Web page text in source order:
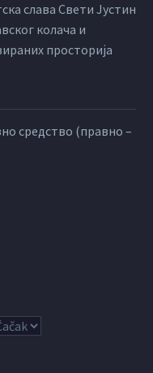
слава Свети Јустин
колача и
просторија
средство (правно –